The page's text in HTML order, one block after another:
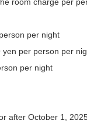
per night
per person per
per night
after October 1,